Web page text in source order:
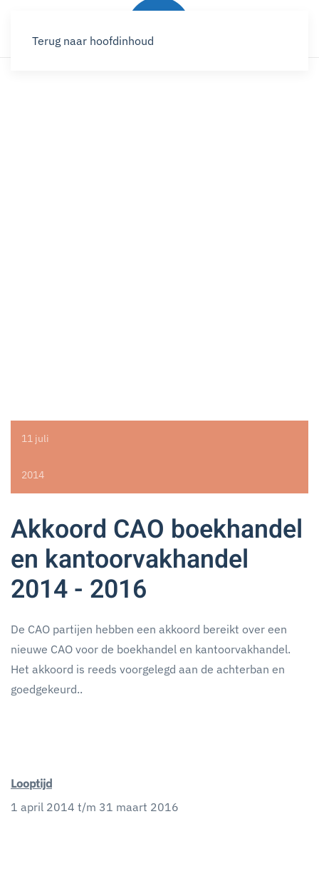
Terug naar hoofdinhoud
11 juli
2014
Akkoord CAO boekhandel
en kantoorvakhandel
2014 - 2016
De CAO partijen hebben een akkoord bereikt over een
nieuwe CAO voor de boekhandel en kantoorvakhandel.
Het akkoord is reeds voorgelegd aan de achterban en
goedgekeurd..
Looptijd
1 april 2014 t/m 31 maart 2016